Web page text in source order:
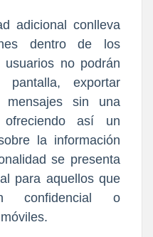
adicional conlleva
dentro de los
no podrán
exportar
mensajes sin una
ofreciendo así un
la información
se presenta
para aquellos que
confidencial o